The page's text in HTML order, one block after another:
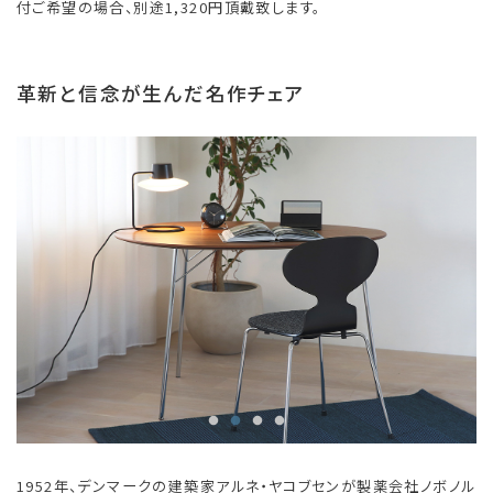
付ご希望の場合、別途1,320円頂戴致します。
革新と信念が生んだ名作チェア
1952年、デンマークの建築家アルネ・ヤコブセンが製薬会社ノボノル